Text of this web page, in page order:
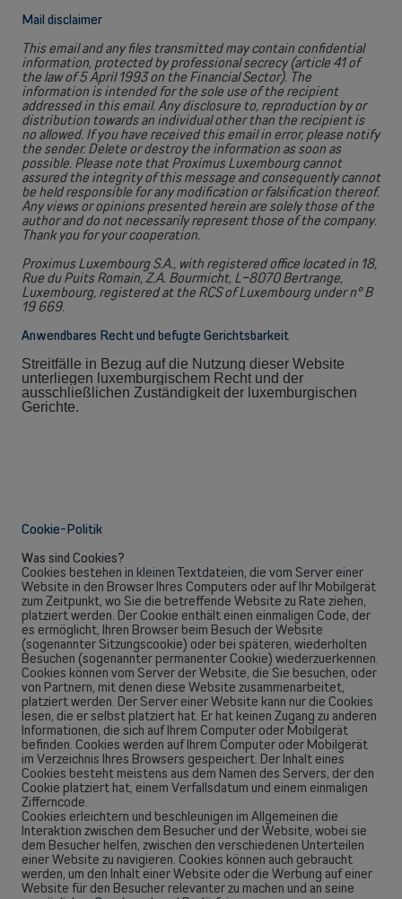
Back
Selbstständige und KMU
Mobilfunklösungen, Glasfaser, Telefonzentrale und vieles mehr für
Selbstständige sowie kleine und mittlere Unternehmen.
Mail disclaimer
This email and any files transmitted may contain confidential
information, protected by professional secrecy (article 41 of
the law of 5 April 1993 on the Financial Sector). The
information is intended for the sole use of the recipient
addressed in this email. Any disclosure to, reproduction by or
distribution towards an individual other than the recipient is
no allowed. If you have received this email in error, please notify
the sender. Delete or destroy the information as soon as
possible. Please note that Proximus Luxembourg cannot
assured the integrity of this message and consequently cannot
be held responsible for any modification or falsification thereof.
Any views or opinions presented herein are solely those of the
author and do not necessarily represent those of the company.
Thank you for your cooperation.
Proximus Luxembourg S.A., with registered office located in 18,
Rue du Puits Romain, Z.A. Bourmicht, L-8070 Bertrange,
Luxembourg, registered at the RCS of Luxembourg under n° B
19 669.
Anwendbares Recht und befugte Gerichtsbarkeit
Streitfälle in Bezug auf die Nutzung dieser Website
unterliegen luxemburgischem Recht und der
ausschließlichen Zuständigkeit der luxemburgischen
Gerichte.
Cookie-Politik
Was sind Cookies?
Cookies bestehen in kleinen Textdateien, die vom Server einer
Website in den Browser Ihres Computers oder auf Ihr Mobilgerät
zum Zeitpunkt, wo Sie die betreffende Website zu Rate ziehen,
platziert werden. Der Cookie enthält einen einmaligen Code, der
es ermöglicht, Ihren Browser beim Besuch der Website
(sogenannter Sitzungscookie) oder bei späteren, wiederholten
Besuchen (sogenannter permanenter Cookie) wiederzuerkennen.
Cookies können vom Server der Website, die Sie besuchen, oder
von Partnern, mit denen diese Website zusammenarbeitet,
platziert werden. Der Server einer Website kann nur die Cookies
lesen, die er selbst platziert hat. Er hat keinen Zugang zu anderen
Informationen, die sich auf Ihrem Computer oder Mobilgerät
befinden. Cookies werden auf Ihrem Computer oder Mobilgerät
im Verzeichnis Ihres Browsers gespeichert. Der Inhalt eines
Cookies besteht meistens aus dem Namen des Servers, der den
Cookie platziert hat, einem Verfallsdatum und einem einmaligen
Zifferncode.
Cookies erleichtern und beschleunigen im Allgemeinen die
Interaktion zwischen dem Besucher und der Website, wobei sie
dem Besucher helfen, zwischen den verschiedenen Unterteilen
einer Website zu navigieren. Cookies können auch gebraucht
werden, um den Inhalt einer Website oder die Werbung auf einer
Website für den Besucher relevanter zu machen und an seine